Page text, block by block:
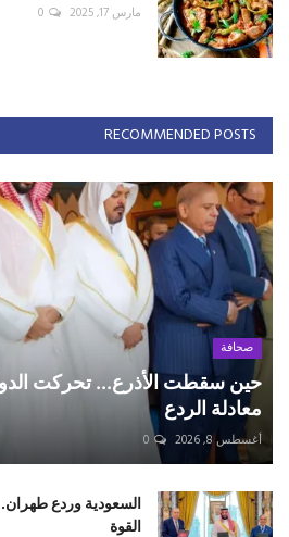
مارس 17, 2025 0
RECOMMENDED POSTS
صحافة
حين سقطت الأذرع... تحركت
معادلة الردع
أغسطس 8, 2026 0
السعودية وردع
القوة